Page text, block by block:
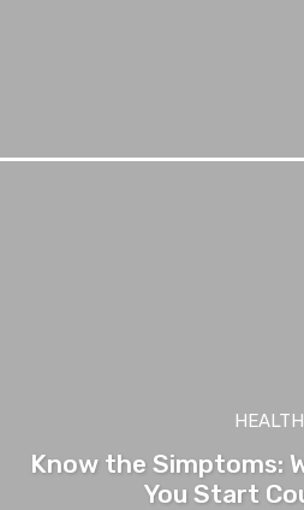
HEALTH
Know the Simptoms:
You Start